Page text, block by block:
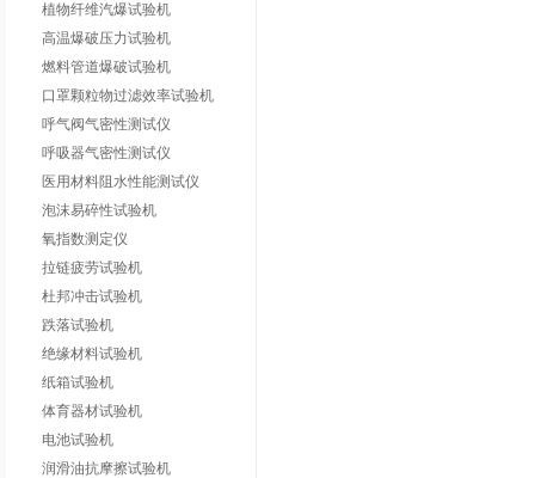
植物纤维汽爆试验机
高温爆破压力试验机
燃料管道爆破试验机
口罩颗粒物过滤效率试验机
呼气阀气密性测试仪
呼吸器气密性测试仪
医用材料阻水性能测试仪
泡沫易碎性试验机
氧指数测定仪
拉链疲劳试验机
杜邦冲击试验机
跌落试验机
绝缘材料试验机
纸箱试验机
体育器材试验机
电池试验机
润滑油抗摩擦试验机